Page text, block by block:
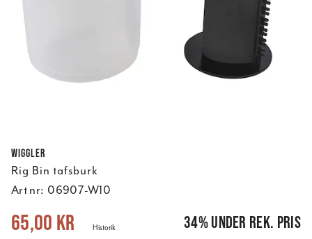
Wiggler
Rig Bin tafsburk
Art nr: 06907-W10
Nuvarande pris: 99,00 kr
65,00 kr Historik 34%under rek. pris